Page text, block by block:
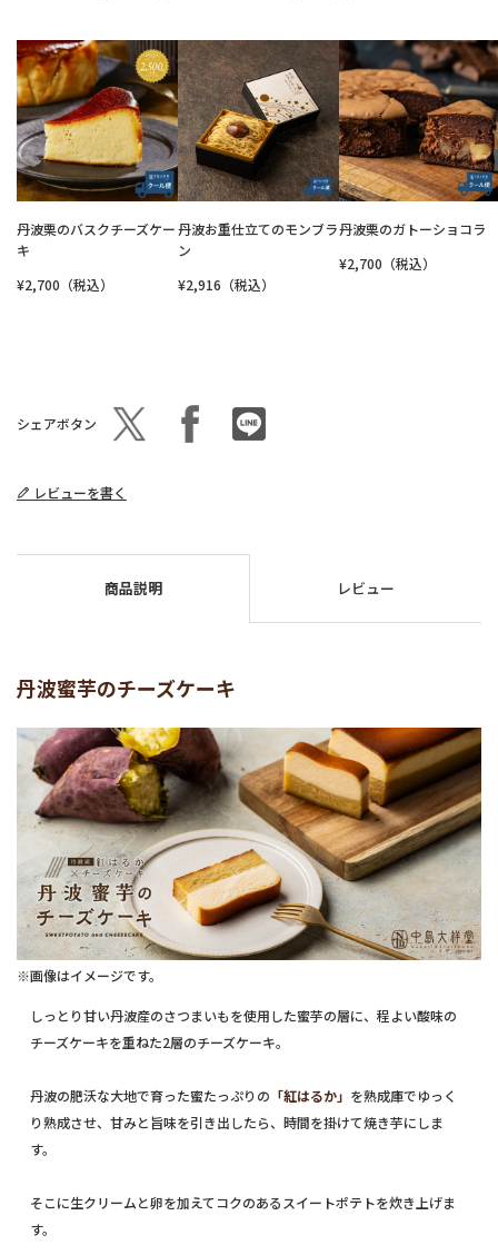
丹波栗のバスクチーズケー
キ
¥2,700（税込）
丹波お重仕立てのモンブラ
ン
¥2,916（税込）
丹波栗のガトーショコラ
¥2,700（税込）
シェアボタン
レビューを書く
商品説明 レビュー
丹波蜜芋のチーズケーキ
※画像はイメージです。
しっとり甘い丹波産のさつまいもを使用した蜜芋の層に、程よい酸味の
チーズケーキを重ねた2層のチーズケーキ。
丹波の肥沃な大地で育った蜜たっぷりの 「紅はるか」 を熟成庫でゆっく
り熟成させ、甘みと旨味を引き出したら、時間を掛けて焼き芋にしま
す。
そこに生クリームと卵を加えてコクのあるスイートポテトを炊き上げま
す。